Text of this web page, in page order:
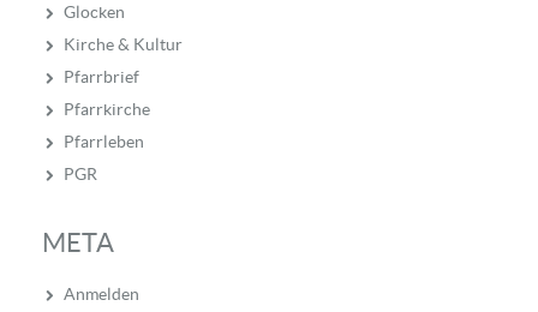
Glocken
Kirche & Kultur
Pfarrbrief
Pfarrkirche
Pfarrleben
PGR
META
Anmelden